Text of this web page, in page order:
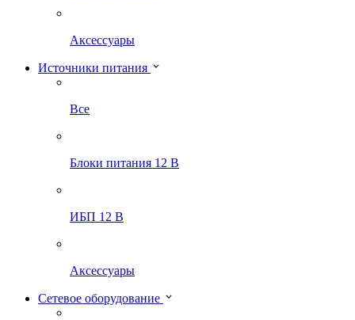
Аксессуары
Источники питания
Все
Блоки питания 12 В
ИБП 12 В
Аксессуары
Сетевое оборудование